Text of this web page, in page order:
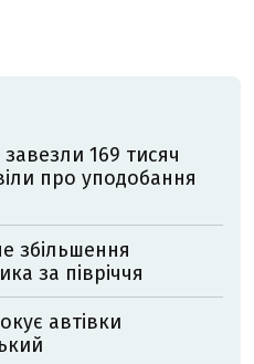
169 тисяч
про уподобання
збільшення
за півріччя
автівки